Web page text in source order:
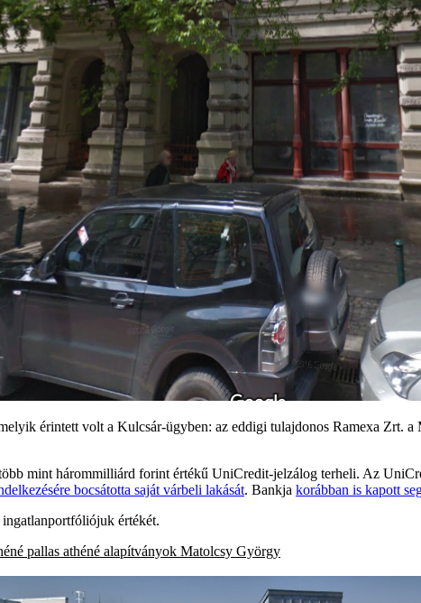
érintett volt a Kulcsár-ügyben: az eddigi tulajdonos Ramexa Zrt.
mint hárommilliárd forint értékű UniCredit-jelzálog terheli. Az
bocsátotta saját várbeli lakását. Bankja korábban is kapott
értékét.
pallas athéné alapítványok Matolcsy György